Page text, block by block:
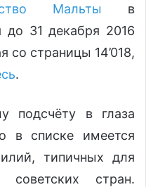
Мальты в
до 31 декабря 2016
со страницы 14’018,
.
подсчёту в глаза
в списке имеется
типичных для
стран.